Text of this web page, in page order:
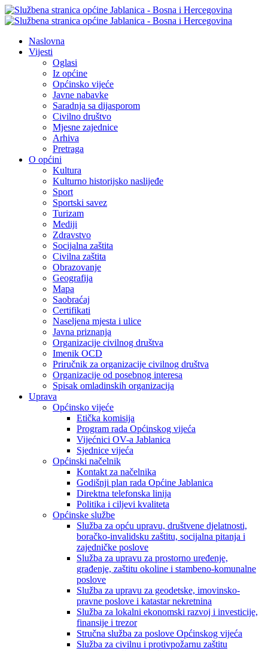
Naslovna
Vijesti
Oglasi
Iz općine
Općinsko vijeće
Javne nabavke
Saradnja sa dijasporom
Civilno društvo
Mjesne zajednice
Arhiva
Pretraga
O općini
Kultura
Kulturno historijsko naslijeđe
Sport
Sportski savez
Turizam
Mediji
Zdravstvo
Socijalna zaštita
Civilna zaštita
Obrazovanje
Geografija
Mapa
Saobraćaj
Certifikati
Naseljena mjesta i ulice
Javna priznanja
Organizacije civilnog društva
Imenik OCD
Priručnik za organizacije civilnog društva
Organizacije od posebnog interesa
Spisak omladinskih organizacija
Uprava
Općinsko vijeće
Etička komisija
Program rada Općinskog vijeća
Vijećnici OV-a Jablanica
Sjednice vijeća
Općinski načelnik
Kontakt za načelnika
Godišnji plan rada Općine Jablanica
Direktna telefonska linija
Politika i ciljevi kvaliteta
Općinske službe
Služba za opću upravu, društvene djelatnosti,
boračko-invalidsku zaštitu, socijalna pitanja i
zajedničke poslove
Služba za upravu za prostorno uređenje,
građenje, zaštitu okoline i stambeno-komunalne
poslove
Služba za upravu za geodetske, imovinsko-
pravne poslove i katastar nekretnina
Služba za lokalni ekonomski razvoj i investicije,
finansije i trezor
Stručna služba za poslove Općinskog vijeća
Služba za civilnu i protivpožarnu zaštitu